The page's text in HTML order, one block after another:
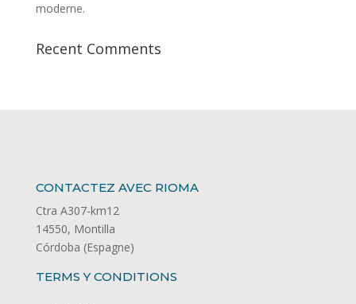
moderne.
Recent Comments
CONTACTEZ AVEC RIOMA
Ctra A307-km12
14550, Montilla
Córdoba (Espagne)
TERMS Y CONDITIONS